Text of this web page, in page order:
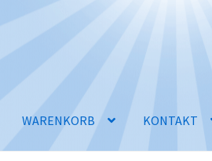
WARENKORB KONTAKT